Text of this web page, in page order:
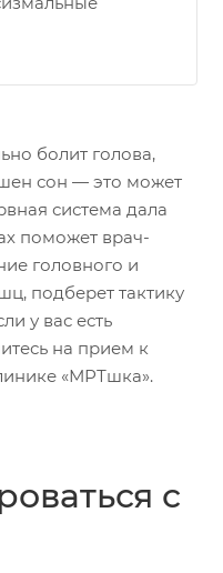
болит голова,
сон — это может
система дала
поможет врач-
головного и
подберет тактику
у вас есть
на прием к
«МРТшка».
с